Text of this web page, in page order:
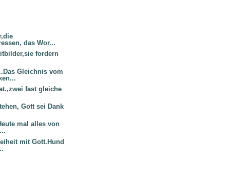
das Wor...
fordern
Gleichnis vom
fast gleiche
Gott sei Dank
mal alles von
mit Gott.Hund